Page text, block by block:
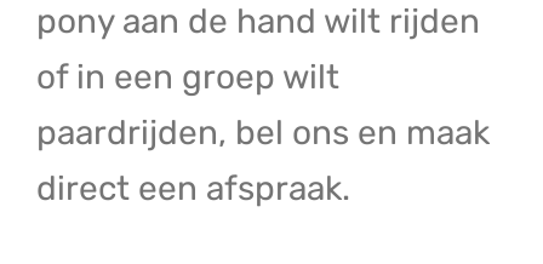
pony aan de hand wilt rijden
of in een groep wilt
paardrijden, bel ons en maak
direct een afspraak.